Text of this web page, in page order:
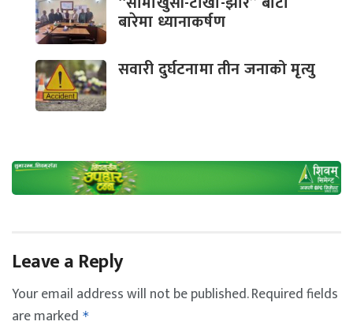
बारेमा ध्यानाकर्षण
सवारी दुर्घटनामा तीन जनाको मृत्यु
Leave a Reply
Your email address will not be published.Required fields
are marked *